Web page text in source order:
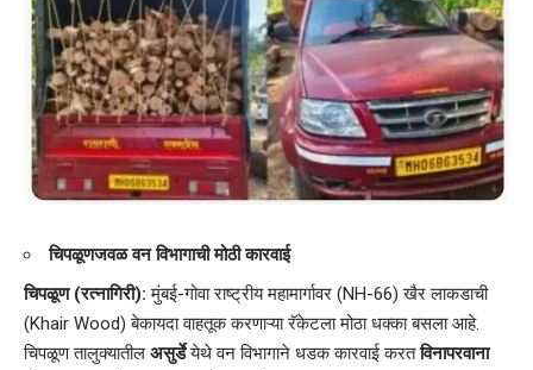
चिपळूणजवळ वन विभागाची मोठी कारवाई
चिपळूण (रत्नागिरी): मुंबई-गोवा राष्ट्रीय महामार्गावर (NH-66) खैर लाकडाची
(Khair Wood) बेकायदा वाहतूक करणाऱ्या रॅकेटला मोठा धक्का बसला आहे.
चिपळूण तालुक्यातील असुर्डेयेथे वन विभागाने धडक कारवाई करतविनापरवाना